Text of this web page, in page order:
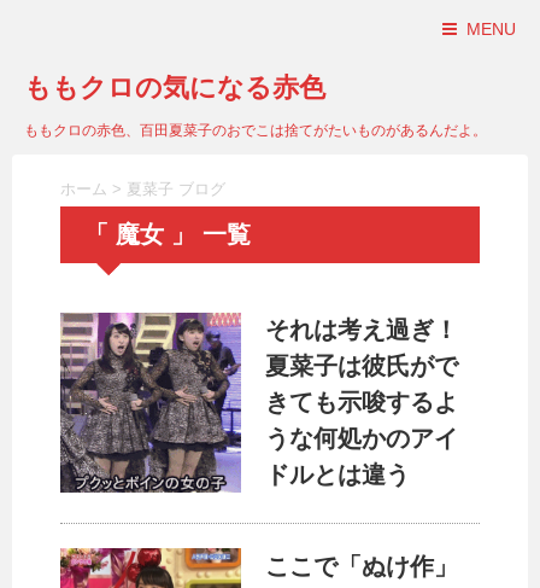
MENU
ももクロの気になる赤色
ももクロの赤色、百田夏菜子のおでこは捨てがたいものがあるんだよ。
ホーム > 夏菜子 ブログ
「 魔女 」 一覧
それは考え過ぎ！
夏菜子は彼氏がで
きても示唆するよ
うな何処かのアイ
ドルとは違う
ここで「ぬけ作」